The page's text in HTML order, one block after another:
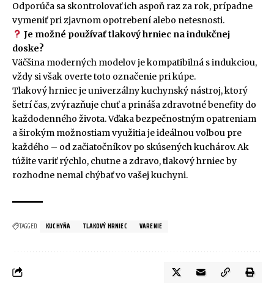
Odporúča sa skontrolovať ich aspoň raz za rok, prípadne
vymeniť pri zjavnom opotrebení alebo netesnosti.
Je možné používať tlakový hrniec na indukčnej
doske?
Väčšina moderných modelov je kompatibilná s indukciou,
vždy si však overte toto označenie pri kúpe.
Tlakový hrniec je univerzálny kuchynský nástroj, ktorý
šetrí čas, zvýrazňuje chuť a prináša zdravotné benefity do
každodenného života. Vďaka bezpečnostným opatreniam
a širokým možnostiam využitia je ideálnou voľbou pre
každého – od začiatočníkov po skúsených kuchárov. Ak
túžite variť rýchlo, chutne a zdravo, tlakový hrniec by
rozhodne nemal chýbať vo vašej kuchyni.
TAGGED: KUCHYŇA TLAKOVÝ HRNIEC VARENIE